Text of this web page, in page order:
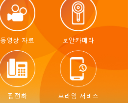
동영상 자료 보안카메라
집전화 프라임 서비스